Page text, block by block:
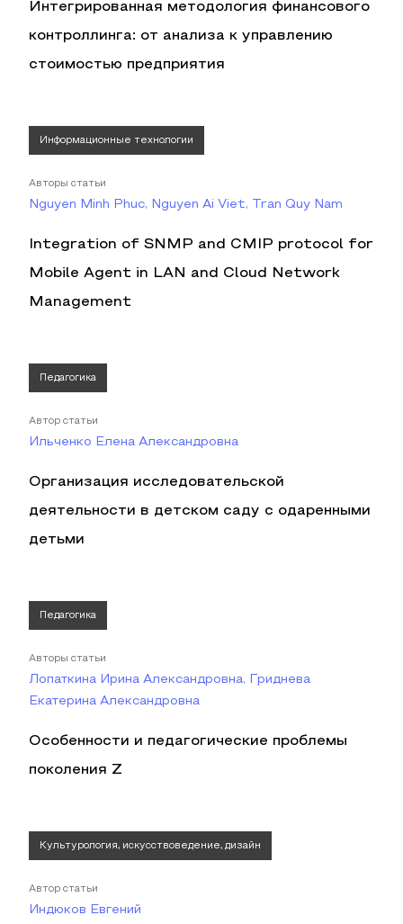
Интегрированная методология финансового
контроллинга: от анализа к управлению
стоимостью предприятия
Информационные технологии
Авторы статьи
Nguyen Minh Phuc, Nguyen Ai Viet, Tran Quy Nam
Integration of SNMP and CMIP protocol for
Mobile Agent in LAN and Cloud Network
Management
Педагогика
Автор статьи
Ильченко Елена Александровна
Организация исследовательской
деятельности в детском саду с одаренными
детьми
Педагогика
Авторы статьи
Лопаткина Ирина Александровна, Гриднева
Екатерина Александровна
Особенности и педагогические проблемы
поколения Z
Культурология, искусствоведение, дизайн
Автор статьи
Индюков Евгений